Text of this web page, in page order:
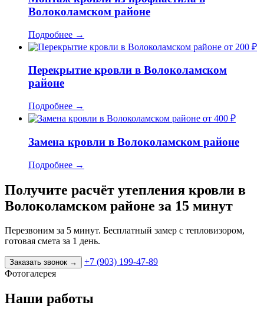
Волоколамском районе
Подробнее →
от 200 ₽
Перекрытие кровли в Волоколамском
районе
Подробнее →
от 400 ₽
Замена кровли в Волоколамском районе
Подробнее →
Получите расчёт утепления кровли в
Волоколамском районе за 15 минут
Перезвоним за 5 минут. Бесплатный замер с тепловизором,
готовая смета за 1 день.
Заказать звонок →
+7 (903) 199-47-89
Фотогалерея
Наши работы